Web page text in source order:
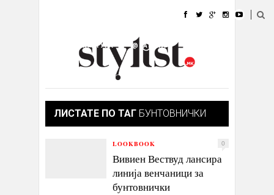
УБАВИНА
КУЛТУРА @РАБОТА
ИЗЛОГ
ЛИСТАТЕ ПО ТАГ БУНТОВНИЧКИ
LOOKBOOK 0
Вивиен Вествуд лансира
линија венчаници за
бунтовнички